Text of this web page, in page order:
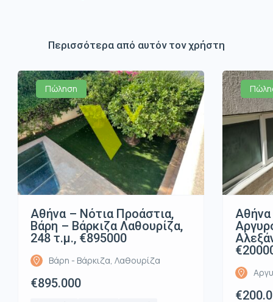
Περισσότερα από αυτόν τον χρήστη
Πώληση
Αθήνα – Νότια Προάστια,
Βάρη – Βάρκιζα Λαθουρίζα,
248 τ.μ., €895000
Βάρη - Βάρκιζα, Λαθουρίζα
€895.000
Αθήνα